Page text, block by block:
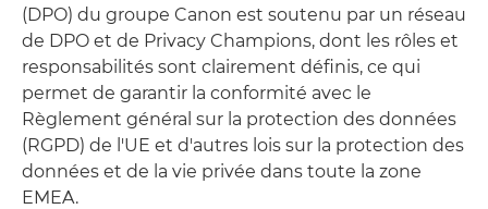
(DPO) du groupe Canon est soutenu par un réseau
de DPO et de Privacy Champions, dont les rôles et
responsabilités sont clairement définis, ce qui
permet de garantir la conformité avec le
Règlement général sur la protection des données
(RGPD) de l'UE et d'autres lois sur la protection des
données et de la vie privée dans toute la zone
EMEA.